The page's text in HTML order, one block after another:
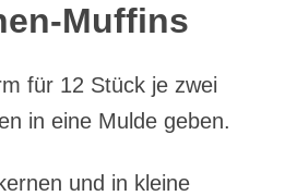
Muffins
für 12 Stück je zwei
in eine Mulde geben.
und in kleine